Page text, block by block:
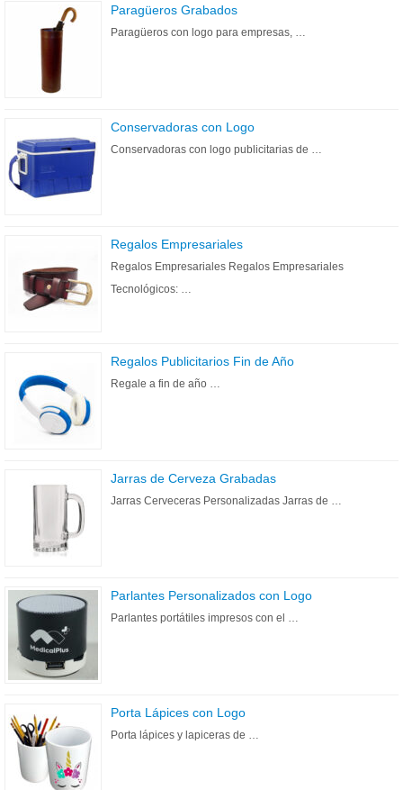
Paragüeros Grabados
Paragüeros con logo para empresas, …
Conservadoras con Logo
Conservadoras con logo publicitarias de …
Regalos Empresariales
Regalos Empresariales Regalos Empresariales
Tecnológicos: …
Regalos Publicitarios Fin de Año
Regale a fin de año …
Jarras de Cerveza Grabadas
Jarras Cerveceras Personalizadas Jarras de …
Parlantes Personalizados con Logo
Parlantes portátiles impresos con el …
Porta Lápices con Logo
Porta lápices y lapiceras de …